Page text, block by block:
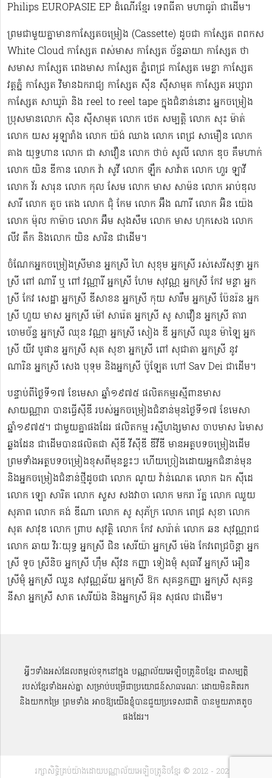
Philips EUROPASIE EP ដំណើរខ្មែរ​ ទេពធីតា មហាធូរ៉ា ជាដើម​។
ព្រមជាមួយគ្នាមានកាសែ្សតចម្រៀង (Cassette) ដូចជា កាស្សែត ពពកស
White Cloud កាស្សែត ពស់មាស កាស្សែត ច័ន្ទឆាយា កាស្សែត ថា
សមាស កាស្សែត ពេងមាស កាស្សែត ភ្នំពេជ្រ កាស្សែត មេខ្លា កាស្សែត
វត្តភ្នំ កាស្សែត វិមានឯករាជ្យ កាស្សែត ស៊ីន ស៊ីសាមុត កាស្សែត អប្សារា
កាស្សែត សាឃូរ៉ា និង reel to reel tape ក្នុងជំនាន់នោះ អ្នកចម្រៀង
ប្រុសមាន​លោក ស៊ិន ស៊ីសាមុត លោក ​ថេត សម្បត្តិ លោក សុះ ម៉ាត់
លោក យស អូឡារាំង លោក យ៉ង់ ឈាង លោក ពេជ្រ សាមឿន លោក
គាង យុទ្ធហាន លោក ជា សាវឿន លោក ថាច់ សូលី លោក ឌុច គឹមហាក់
លោក យិន ឌីកាន លោក វ៉ា សូវី លោក ឡឹក សាវ៉ាត លោក ហួរ ឡាវី
លោក វ័រ សារុន​ លោក កុល សែម លោក មាស សាម៉ន លោក អាប់ឌុល
សារី លោក តូច តេង លោក ជុំ កែម លោក អ៊ឹង ណារី លោក អ៊ិន យ៉េង​​
លោក ម៉ុល កាម៉ាច លោក អ៊ឹម សុងសឺម ​លោក មាស ហុក​សេង លោក​ ​​
លីវ តឹក និងលោក យិន សារិន ជាដើម។
ចំណែកអ្នកចម្រៀងស្រីមាន អ្នកស្រី ហៃ សុខុម​ អ្នកស្រី រស់សេរី​សុទ្ធា អ្នក
ស្រី ពៅ ណារី ឬ ពៅ វណ្ណារី អ្នកស្រី ហែម សុវណ្ណ អ្នកស្រី កែវ មន្ថា អ្នក
ស្រី កែវ សេដ្ឋា អ្នកស្រី ឌី​សាខន អ្នកស្រី កុយ សារឹម អ្នកស្រី ប៉ែនរ៉ន អ្នក
ស្រី ហួយ មាស អ្នកស្រី ម៉ៅ សារ៉េត ​អ្នកស្រី សូ សាវឿន អ្នកស្រី តារា
ចោម​ច័ន្ទ អ្នកស្រី ឈុន វណ្ណា អ្នកស្រី សៀង ឌី អ្នកស្រី ឈូន ម៉ាឡៃ អ្នក
ស្រី យីវ​ បូផាន​ អ្នកស្រី​ សុត សុខា អ្នកស្រី ពៅ សុជាតា អ្នកស្រី នូវ
ណារិន អ្នកស្រី សេង បុទុម និងអ្នកស្រី ប៉ូឡែត ហៅ Sav Dei ជាដើម។
បន្ទាប់​ពីថ្ងៃទី១៧ ខែមេសា ឆ្នាំ១៩៧៥​ ផលិតកម្មរស្មីពានមាស
សាយណ្ណារា បានធ្វើស៊ីឌី ​របស់អ្នកចម្រៀងជំនាន់មុនថ្ងៃទី១៧ ខែមេសា
ឆ្នាំ១៩៧៥។ ជាមួយគ្នាផងដែរ ផលិតកម្ម រស្មីហង្សមាស ចាបមាស រៃមាស​
ឆ្លងដែន ជាដើមបានផលិតជា ស៊ីឌី វីស៊ីឌី ឌីវីឌី មានអត្ថបទចម្រៀងដើម
ព្រមទាំងអត្ថបទចម្រៀងខុសពីមុន​ខ្លះៗ ហើយច្រៀងដោយអ្នកជំនាន់មុន
និងអ្នកចម្រៀងជំនាន់​ថ្មីដូចជា លោក ណូយ វ៉ាន់ណេត លោក ឯក ស៊ីដេ​​
លោក ឡោ សារិត លោក​​ សួស សងវាចា​ លោក មករា រ័ត្ន លោក ឈួយ
សុភាព លោក គង់ ឌីណា លោក សូ សុភ័ក្រ លោក ពេជ្រ សុខា លោក
សុត​ សាវុឌ លោក ព្រាប សុវត្ថិ លោក កែវ សារ៉ាត់ លោក ឆន សុវណ្ណរាជ
លោក ឆាយ វិរៈយុទ្ធ អ្នកស្រី ជិន សេរីយ៉ា អ្នកស្រី ម៉េង កែវពេជ្រចិន្តា អ្នក
ស្រី ទូច ស្រីនិច អ្នកស្រី ហ៊ឹម ស៊ីវន កញ្ញា​ ទៀងមុំ សុធាវី​​​ អ្នកស្រី អឿន
ស្រីមុំ អ្នកស្រី ឈួន សុវណ្ណឆ័យ អ្នកស្រី ឱក សុគន្ធកញ្ញា អ្នកស្រី សុគន្ធ
នីសា អ្នកស្រី សាត សេរីយ៉ង​ និងអ្នកស្រី​ អ៊ុន សុផល ជាដើម។
អ្វីៗទាំងអស់ដែលតម្កល់ទុកនៅក្នុង បណ្ណាល័យអេឡិចត្រូនិចខ្មែរ ជាសម្បតិ្ត
របស់ខ្មែរទាំងអស់គ្នា សម្រាប់បម្រើជាប្រយោជន៍សាធារណៈ ដោយមិនគិតរក
និងយកកម្រៃ ព្រមទាំង អាចឱ្យយើងខ្ញុំបានជួយប្រទេសជាតិ បានមួយភាគតូច
ផងដែរ។
រក្សាសិទ្ធិគ្រប់យ៉ាងដោយបណ្ណាល័យអេឡិចត្រូនិចខ្មែរ © 2012 - 2022 |